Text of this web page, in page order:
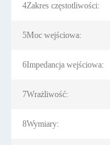
4Zakres częstotliwości:
5Moc wejściowa:
6Impedancja wejściowa:
7Wrażliwość:
8Wymiary: